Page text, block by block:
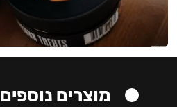
מוצרים נוספים